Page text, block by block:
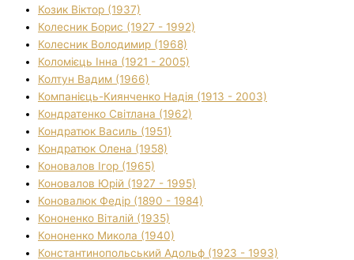
Козик Віктор (1937)
Колесник Борис (1927 - 1992)
Колесник Володимир (1968)
Коломієць Інна (1921 - 2005)
Колтун Вадим (1966)
Компанієць-Киянченко Надія (1913 - 2003)
Кондратенко Світлана (1962)
Кондратюк Василь (1951)
Кондратюк Олена (1958)
Коновалов Ігор (1965)
Коновалов Юрій (1927 - 1995)
Коновалюк Федір (1890 - 1984)
Кононенко Віталій (1935)
Кононенко Микола (1940)
Константинопольський Адольф (1923 - 1993)